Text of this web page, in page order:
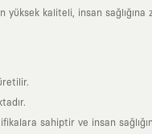
yüksek kaliteli, insan
sahiptir ve insan